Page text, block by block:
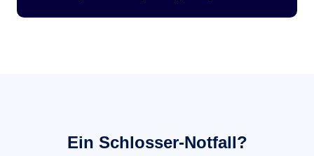
Ein Schlosser-Notfall?